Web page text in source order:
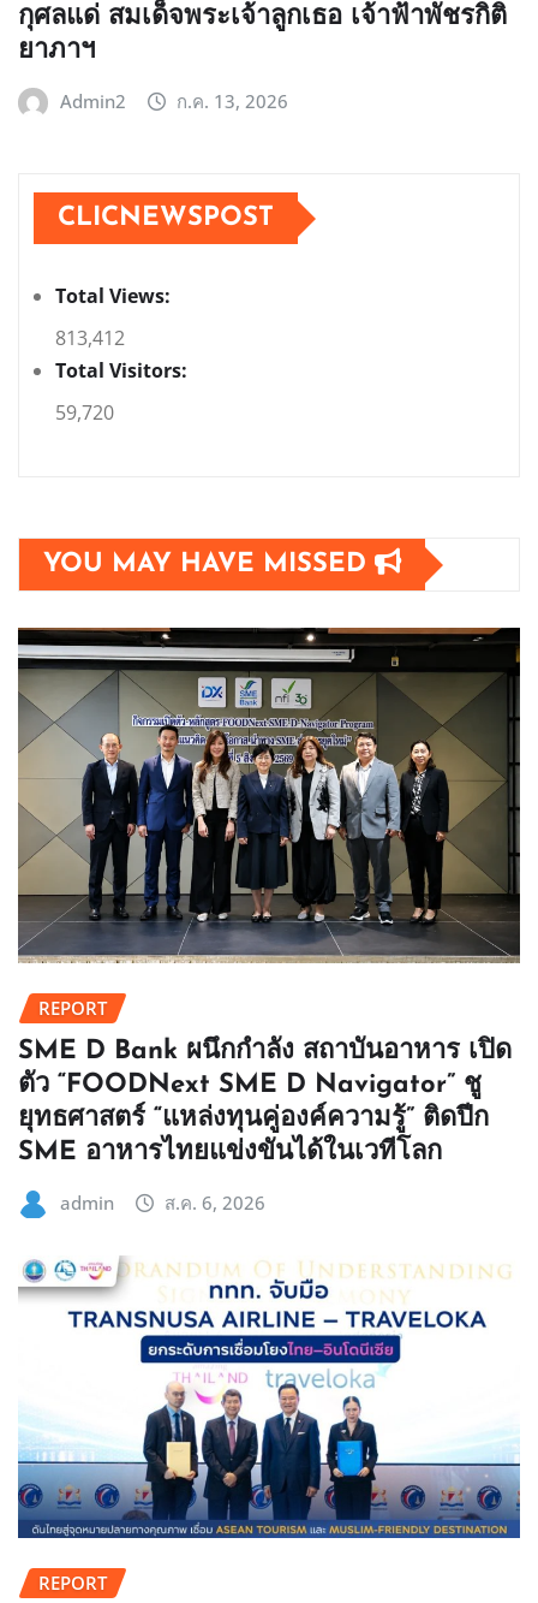
กุศลแด่ สมเด็จพระเจ้าลูกเธอ เจ้าฟ้าพัชรกิติ
ยาภาฯ
Admin2 ก.ค. 13, 2026
CLICNEWSPOST
Total Views:
813,412
Total Visitors:
59,720
YOU MAY HAVE MISSED
REPORT
SME D Bank ผนึกกำลัง สถาบันอาหาร เปิด
ตัว “FOODNext SME D Navigator” ชู
ยุทธศาสตร์ “แหล่งทุนคู่องค์ความรู้” ติดปีก
SME อาหารไทยแข่งขันได้ในเวทีโลก
admin ส.ค. 6, 2026
REPORT